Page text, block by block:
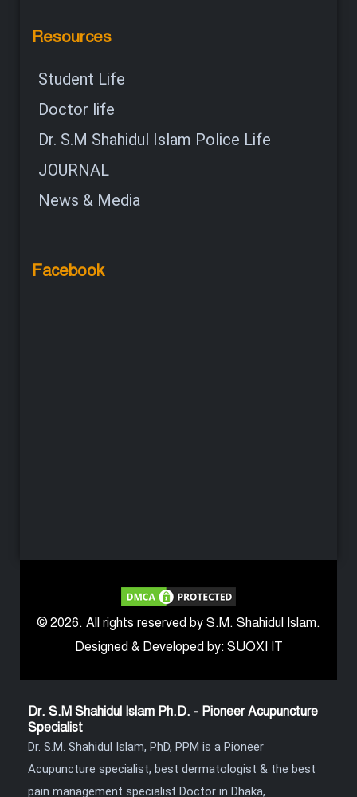
Resources
Student Life
Doctor life
Dr. S.M Shahidul Islam Police Life
JOURNAL
News & Media
Facebook
© 2026. All rights reserved by S.M. Shahidul Islam.
Designed & Developed by: SUOXI IT
Dr. S.M Shahidul Islam Ph.D. - Pioneer Acupuncture
Specialist
Dr. S.M. Shahidul Islam, PhD, PPM is a Pioneer
Acupuncture specialist, best dermatologist & the best
pain management specialist Doctor in Dhaka,